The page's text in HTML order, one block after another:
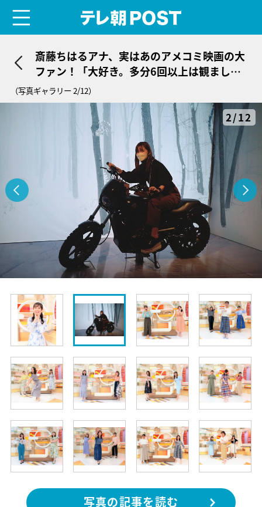
斎藤ちはるアナ、実はあのアメコミ映画の大
ファン！「大好き。多分6回以上は観まし
た」
（写真ギャラリー 2/12）
2/12
写真の記事を読む